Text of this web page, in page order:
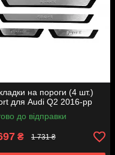
на пороги (4 шт.)
для Audi Q2 2016-рр
до відправки
₴ 1 731 ₴